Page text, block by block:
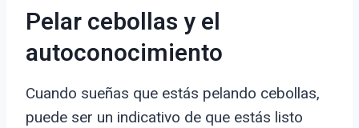
Pelar cebollas y el
autoconocimiento
Cuando sueñas que estás pelando cebollas,
puede ser un indicativo de que estás listo